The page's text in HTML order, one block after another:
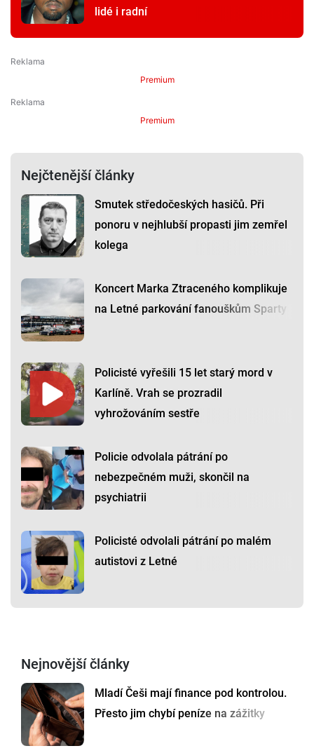
lidé i radní
Premium
Premium
Nejčtenější články
Smutek středočeských hasičů. Při
ponoru v nejhlubší propasti jim zemřel
kolega
Koncert Marka Ztraceného komplikuje
na Letné parkování fanouškům Sparty
Policisté vyřešili 15 let starý mord v
Karlíně. Vrah se prozradil
vyhrožováním sestře
Policie odvolala pátrání po
nebezpečném muži, skončil na
psychiatrii
Policisté odvolali pátrání po malém
autistovi z Letné
Nejnovější články
Mladí Češi mají finance pod kontrolou.
Přesto jim chybí peníze na zážitky